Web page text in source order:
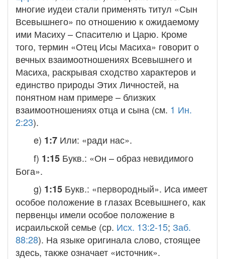
многие иудеи стали применять титул «Сын
Всевышнего» по отношению к ожидаемому
ими Масиху – Спасителю и Царю. Кроме
того, термин «Отец Исы Масиха» говорит о
вечных взаимоотношениях Всевышнего и
Масиха, раскрывая сходство характеров и
единство природы Этих Личностей, на
понятном нам примере – близких
взаимоотношениях отца и сына (см. 1 Ин.
2:23).
e) 1:7 Или: «ради нас».
f) 1:15 Букв.: «Он – образ невидимого
Бога».
g) 1:15 Букв.: «первородный». Иса имеет
особое положение в глазах Всевышнего, как
первенцы имели особое положение в
исраильской семье (ср. Исх. 13:2-15; Заб.
88:28). На языке оригинала слово, стоящее
здесь, также означает «источник».